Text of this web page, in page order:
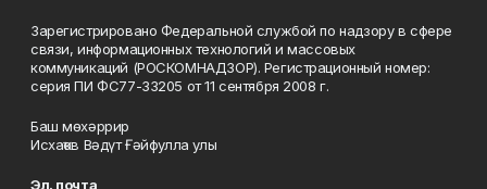
Зарегистрировано Федеральной службой по надзору в сфере
связи, информационных технологий и массовых
коммуникаций (РОСКОМНАДЗОР). Регистрационный номер:
серия ПИ ФС77-33205 от 11 сентября 2008 г.
Баш мөхәррир
Исхаҡов Вәдүт Ғәйфулла улы
Эл. почта